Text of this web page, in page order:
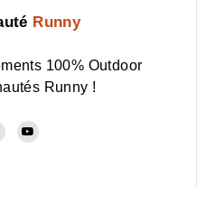
Runny
100% Outdoor
Runny !